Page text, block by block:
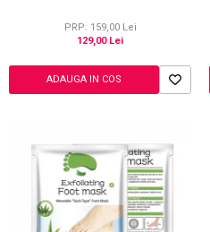
PRP: 159,00 Lei
129,00 Lei
ADAUGA IN COS